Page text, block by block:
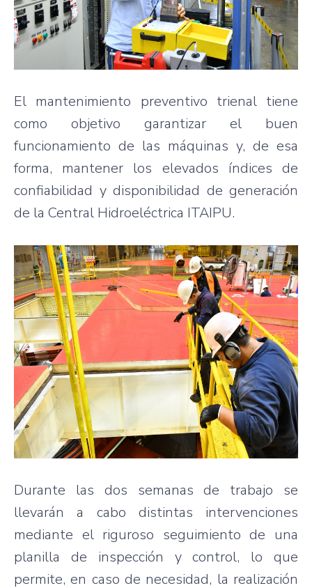
El mantenimiento preventivo trienal tiene
como objetivo garantizar el buen
funcionamiento de las máquinas y, de esa
forma, mantener los elevados índices de
confiabilidad y disponibilidad de generación
de la Central Hidroeléctrica ITAIPU.
Durante las dos semanas de trabajo se
llevarán a cabo distintas intervenciones
mediante el riguroso seguimiento de una
planilla de inspección y control, lo que
permite, en caso de necesidad, la realización